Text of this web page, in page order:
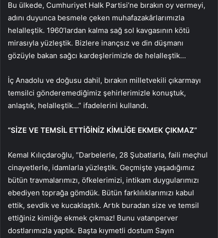
Bu ülkede, Cumhuriyet Halk Partisi’ne bırakın oy vermeyi,
adını duyunca besmele çeken muhafazakârlarımızla
helalleştik. 1960’lardan kalma sağ sol kavgasının kötü
mirasıyla yüzleştik. Bizlere inançsız ve din düşmanı
gözüyle bakan sağcı kardeşlerimizle de helalleştik…
İç Anadolu ve doğusu dahil, bırakın milletvekili çıkarmayı
temsilci gönderemediğimiz şehirlerimizle konuştuk,
anlaştık, helalleştik…” ifadelerini kullandı.
“SİZE VE TEMSİL ETTİĞİNİZ KİMLİĞE EKMEK ÇIKMAZ”
Kemal Kılıçdaroğlu, “Darbelerle, 28 Şubatlarla, faili meçhul
cinayetlerle, idamlarla yüzleştik. Geçmişte yaşadığımız
bütün travmalarımızı, öfkelerimizi, intikam duygularımızı
ebediyen toprağa gömdük. Bütün farklılıklarımızı kabul
ettik, sevdik ve kucaklaştık. Artık buradan size ve temsil
ettiğiniz kimliğe ekmek çıkmaz! Bunu vatanperver
dostlarımızla yaptık. Başta kıymetli dostum Sayın